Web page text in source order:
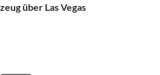
über Las Vegas